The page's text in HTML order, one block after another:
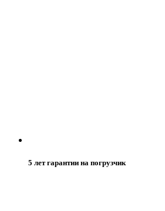
5 лет гарантии на погрузчик